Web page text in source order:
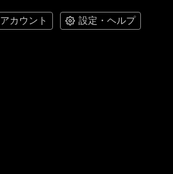
アカウント 設定・ヘルプ